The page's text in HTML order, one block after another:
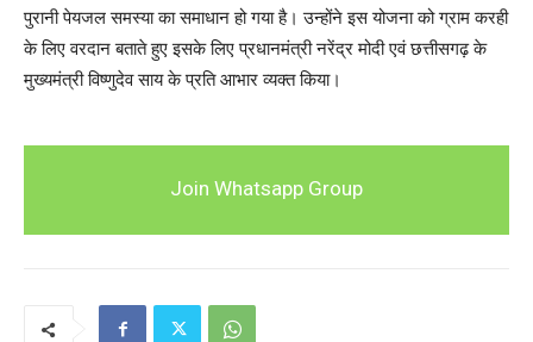
पुरानी पेयजल समस्या का समाधान हो गया है। उन्होंने इस योजना को ग्राम करही
के लिए वरदान बताते हुए इसके लिए प्रधानमंत्री नरेंद्र मोदी एवं छत्तीसगढ़ के
मुख्यमंत्री विष्णुदेव साय के प्रति आभार व्यक्त किया।
Join Whatsapp Group